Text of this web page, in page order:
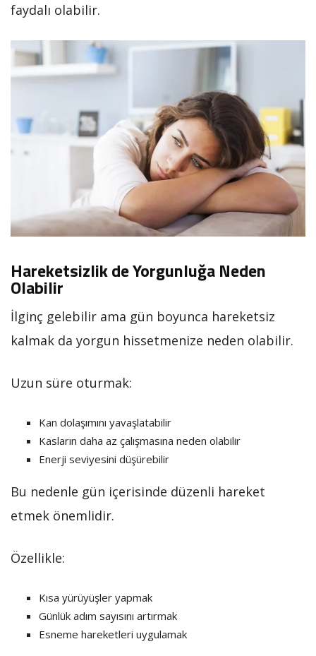
faydalı olabilir.
Hareketsizlik de Yorgunluğa Neden
Olabilir
İlginç gelebilir ama gün boyunca hareketsiz
kalmak da yorgun hissetmenize neden olabilir.
Uzun süre oturmak:
Kan dolaşımını yavaşlatabilir
Kasların daha az çalışmasına neden olabilir
Enerji seviyesini düşürebilir
Bu nedenle gün içerisinde düzenli hareket
etmek önemlidir.
Özellikle:
Kısa yürüyüşler yapmak
Günlük adım sayısını artırmak
Esneme hareketleri uygulamak